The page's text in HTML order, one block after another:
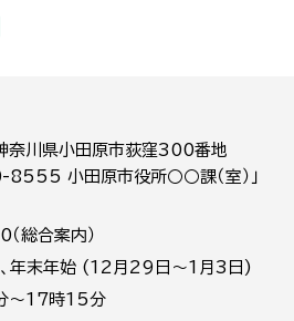
川県小田原市荻窪300番地
8555 小田原市役所○○課（室）」
合案内）
、年末年始 (12月29日～1月3日)
～17時15分